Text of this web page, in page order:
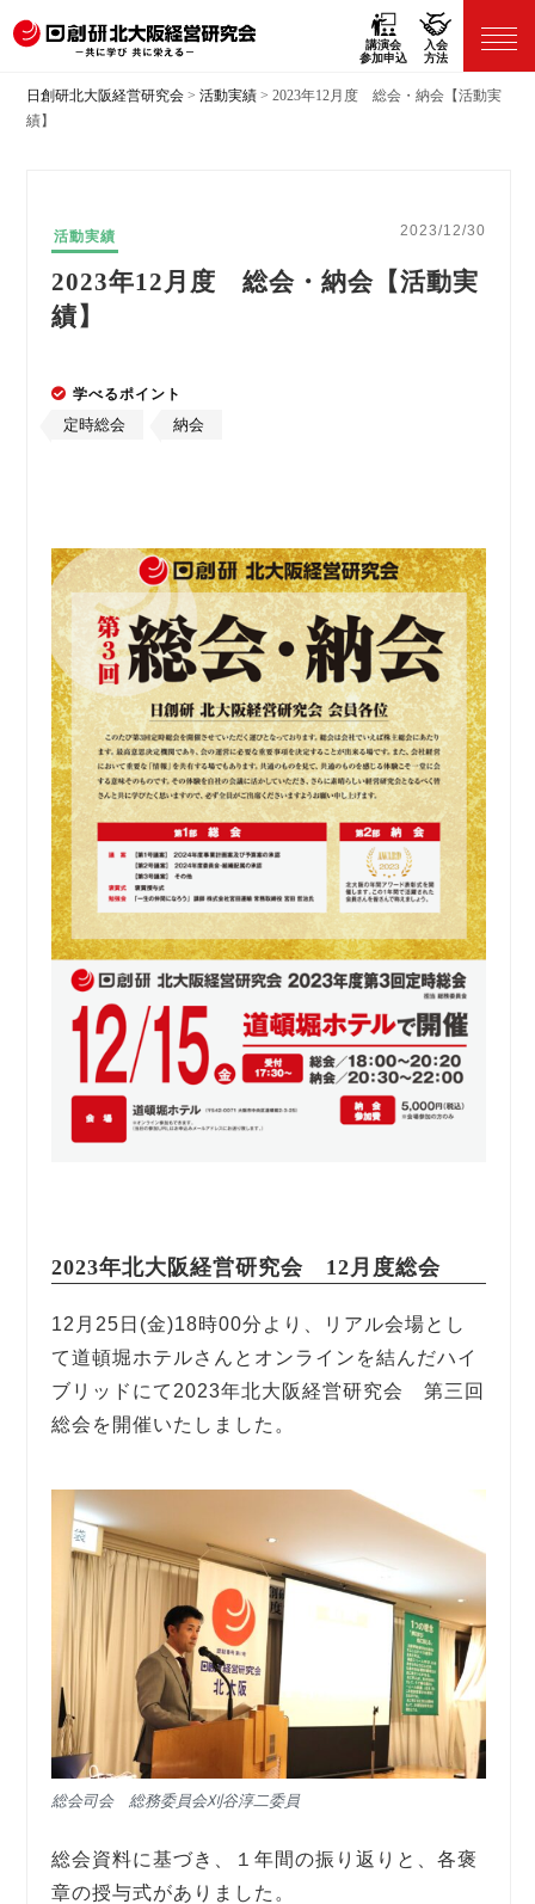
講演会
参加申込
入会
方法
日創研北大阪経営研究会 >活動実績 >2023年12月度 総会・納会【活動実
績】
活動実績 2023/12/30
2023年12月度 総会・納会【活動実
績】
学べるポイント
定時総会 納会
2023年北大阪経営研究会 12月度総会
12月25日(金)18時00分より、リアル会場とし
て道頓堀ホテルさんとオンラインを結んだハイ
ブリッドにて2023年北大阪経営研究会 第三回
総会を開催いたしました。
総会司会 総務委員会刈谷淳二委員
総会資料に基づき、１年間の振り返りと、各褒
章の授与式がありました。